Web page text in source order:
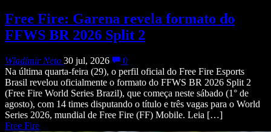
Free Fire: Garena revela formato do
FFWS BR 2026 Split 2
Wladimir Neto 30 jul, 2026
0
Na última quarta-feira (29), o perfil oficial do Free Fire Esports
Brasil revelou oficialmente o formato do FFWS BR 2026 Split 2
(Free Fire World Series Brazil), que começa neste sábado (1° de
agosto), com 14 times disputando o título e três vagas para o World
Series 2026, mundial de Free Fire (FF) Mobile. Leia […]
Free Fire